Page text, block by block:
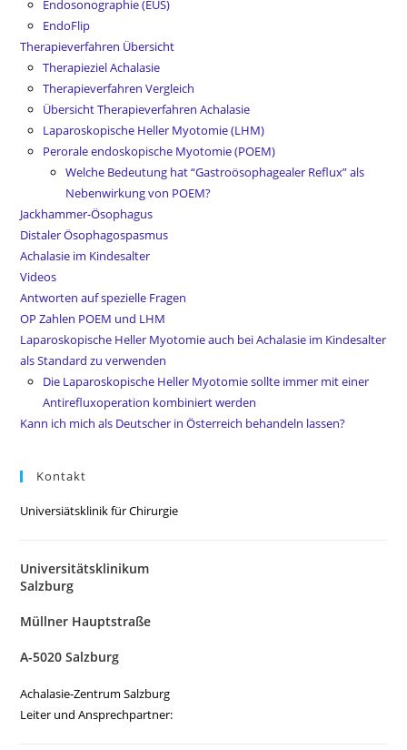
Endosonographie (EUS)
EndoFlip
Therapieverfahren Übersicht
Therapieziel Achalasie
Therapieverfahren Vergleich
Übersicht Therapieverfahren Achalasie
Laparoskopische Heller Myotomie (LHM)
Perorale endoskopische Myotomie (POEM)
Welche Bedeutung hat “Gastroösophagealer Reflux” als
Nebenwirkung von POEM?
Jackhammer-Ösophagus
Distaler Ösophagospasmus
Achalasie im Kindesalter
Videos
Antworten auf spezielle Fragen
OP Zahlen POEM und LHM
Laparoskopische Heller Myotomie auch bei Achalasie im Kindesalter
als Standard zu verwenden
Die Laparoskopische Heller Myotomie sollte immer mit einer
Antirefluxoperation kombiniert werden
Kann ich mich als Deutscher in Österreich behandeln lassen?
Kontakt
Universiätsklinik für Chirurgie
Universitätsklinikum
Salzburg
Müllner Hauptstraße
A-5020 Salzburg
Achalasie-Zentrum Salzburg
Leiter und Ansprechpartner: